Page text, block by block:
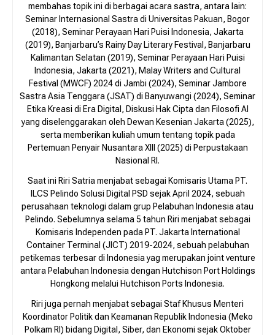
membahas topik ini di berbagai acara sastra, antara lain:
Seminar Internasional Sastra di Universitas Pakuan, Bogor
(2018), Seminar Perayaan Hari Puisi Indonesia, Jakarta
(2019), Banjarbaru’s Rainy Day Literary Festival, Banjarbaru
Kalimantan Selatan (2019), Seminar Perayaan Hari Puisi
Indonesia, Jakarta (2021), Malay Writers and Cultural
Festival (MWCF) 2024 di Jambi (2024), Seminar Jambore
Sastra Asia Tenggara (JSAT) di Banyuwangi (2024), Seminar
Etika Kreasi di Era Digital, Diskusi Hak Cipta dan Filosofi AI
yang diselenggarakan oleh Dewan Kesenian Jakarta (2025),
serta memberikan kuliah umum tentang topik pada
Pertemuan Penyair Nusantara XIII (2025) di Perpustakaan
Nasional RI.
Saat ini Riri Satria menjabat sebagai Komisaris Utama PT.
ILCS Pelindo Solusi Digital PSD sejak April 2024, sebuah
perusahaan teknologi dalam grup Pelabuhan Indonesia atau
Pelindo. Sebelumnya selama 5 tahun Riri menjabat sebagai
Komisaris Independen pada PT. Jakarta International
Container Terminal (JICT) 2019-2024, sebuah pelabuhan
petikemas terbesar di Indonesia yag merupakan joint venture
antara Pelabuhan Indonesia dengan Hutchison Port Holdings
Hongkong melalui Hutchison Ports Indonesia.
Riri juga pernah menjabat sebagai Staf Khusus Menteri
Koordinator Politik dan Keamanan Republik Indonesia (Meko
Polkam RI) bidang Digital, Siber, dan Ekonomi sejak Oktober